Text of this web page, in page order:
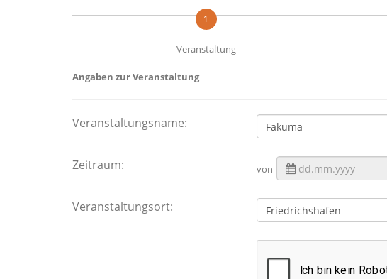
1
Veranstaltung
Angaben zur Veranstaltung
Veranstaltungsname:
Zeitraum: von
Veranstaltungsort: